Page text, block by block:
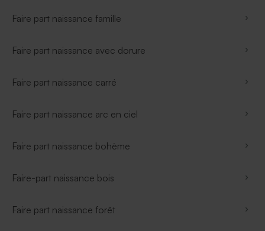
Faire part naissance famille
Faire part naissance avec dorure
Faire part naissance carré
Faire part naissance arc en ciel
Faire part naissance bohème
Faire-part naissance bois
Faire part naissance forêt